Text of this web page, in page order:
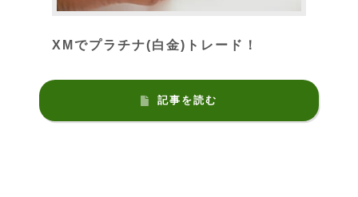
XMでプラチナ(白金)トレード！
記事を読む